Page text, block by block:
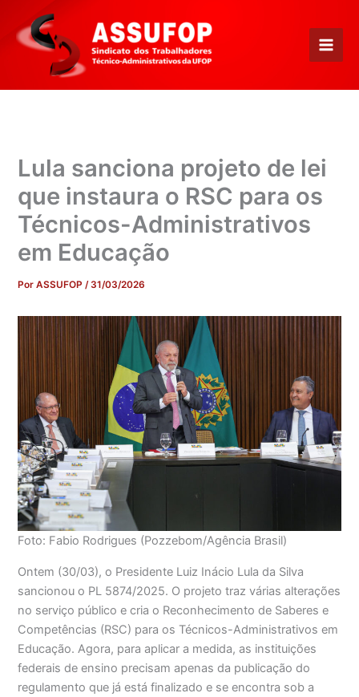
para
conteúdo
Lula sanciona projeto de lei
que instaura o RSC para os
Técnicos-Administrativos
em Educação
PorASSUFOP/ 31/03/2026
Foto: Fabio Rodrigues (Pozzebom/Agência Brasil)
Ontem (30/03), o Presidente Luiz Inácio Lula da Silva
sancionou o PL 5874/2025. O projeto traz várias alterações
no serviço público e cria o Reconhecimento de Saberes e
Competências (RSC) para os Técnicos-Administrativos em
Educação. Agora, para aplicar a medida, as instituições
federais de ensino precisam apenas da publicação do
regulamento que já está finalizado e se encontra sob a